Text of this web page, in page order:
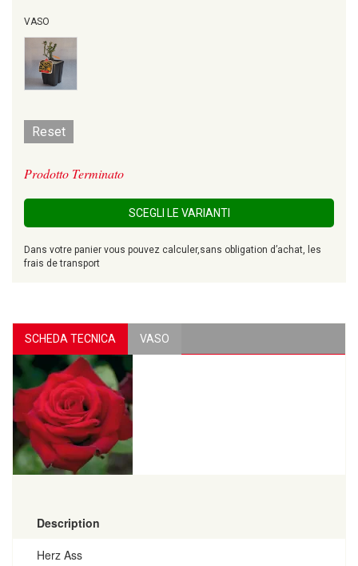
VASO
Reset
Prodotto Terminato
SCEGLI LE VARIANTI
Dans votre panier vous pouvez calculer,sans obligation d’achat, les
frais de transport
SCHEDA TECNICA VASO
Description
Herz Ass